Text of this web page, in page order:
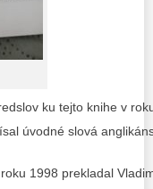
ku tejto knihe v
úvodné slová
1998 prekladal